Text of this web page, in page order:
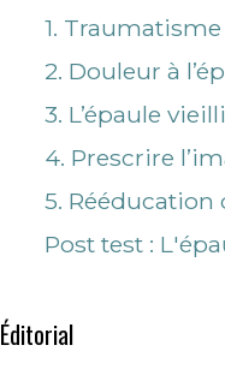
1.
2. Douleur à
3. L’épaule
4. Prescrire
5. Rééducation
Post test :
Éditorial